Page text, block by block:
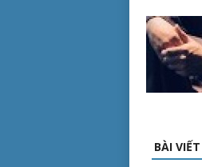
BÀI